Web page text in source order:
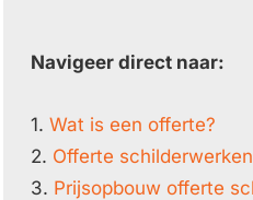
Navigeer direct naar:
1. Wat is een offerte?
2. Offerte
3. Prijsopbouw offerte